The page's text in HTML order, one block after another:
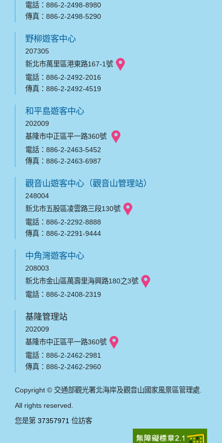
電話：886-2-2498-8980
傳真：886-2-2498-5290
野柳遊客中心
207305
新北市萬里區港東路167-1號
電話：886-2-2492-2016
傳真：886-2-2492-4519
和平島遊客中心
202009
基隆市中正區平一路360號
電話：886-2-2463-5452
傳真：886-2-2463-6987
觀音山遊客中心（觀音山管理站）
248004
新北市五股區凌雲路三段130號
電話：886-2-2292-8888
傳真：886-2-2291-9444
中角灣遊客中心
208003
新北市金山區萬壽里海興路180之3號
電話：886-2-2408-2319
基隆管理站
202009
基隆市中正區平一路360號
電話：886-2-2462-2981
傳真：886-2-2462-2960
Copyright © 交通部觀光署北海岸及觀音山國家風景區管理處.
All rights reserved.
您是第 37357971 位訪客